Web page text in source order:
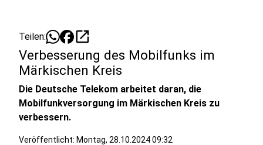
Teilen: open_in_new
Verbesserung des Mobilfunks im
Märkischen Kreis
Die Deutsche Telekom arbeitet daran, die
Mobilfunkversorgung im Märkischen Kreis zu
verbessern.
Veröffentlicht: Montag, 28.10.2024 09:32